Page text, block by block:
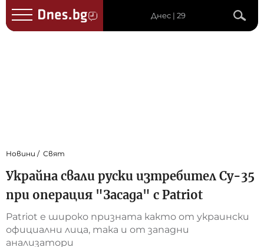
Днес | 29
Новини Свят
Украйна свали руски изтребител Су-35
при операция "Засада" с Patriot
Patriot е широко призната както от украински
официални лица, така и от западни
анализатори